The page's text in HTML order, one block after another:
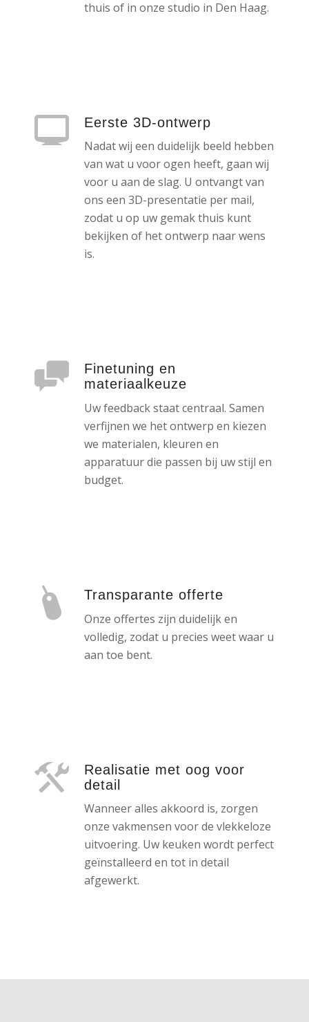
thuis of in onze studio in Den Haag.
Eerste 3D-ontwerp
Nadat wij een duidelijk beeld hebben
van wat u voor ogen heeft, gaan wij
voor u aan de slag. U ontvangt van
ons een 3D-presentatie per mail,
zodat u op uw gemak thuis kunt
bekijken of het ontwerp naar wens
is.
Finetuning en
materiaalkeuze
Uw feedback staat centraal. Samen
verfijnen we het ontwerp en kiezen
we materialen, kleuren en
apparatuur die passen bij uw stijl en
budget.
Transparante offerte
Onze offertes zijn duidelijk en
volledig, zodat u precies weet waar u
aan toe bent.
Realisatie met oog voor
detail
Wanneer alles akkoord is, zorgen
onze vakmensen voor de vlekkeloze
uitvoering. Uw keuken wordt perfect
geïnstalleerd en tot in detail
afgewerkt.